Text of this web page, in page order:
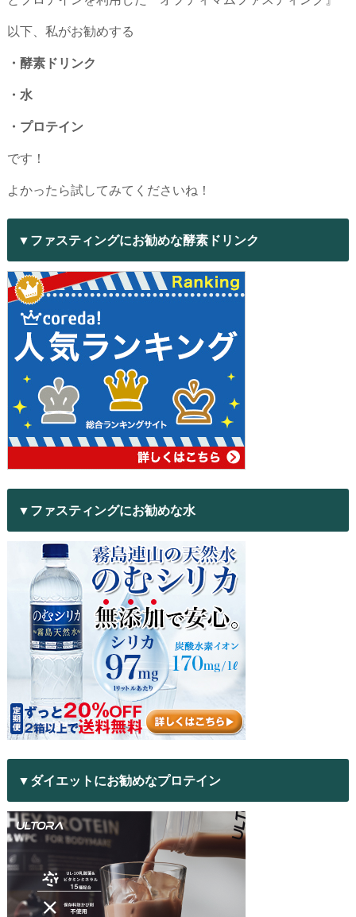
以下、私がお勧めする
・酵素ドリンク
・水
・プロテイン
です！
よかったら試してみてくださいね！
▼ファスティングにお勧めな酵素ドリンク
▼ファスティングにお勧めな水
▼ダイエットにお勧めなプロテイン